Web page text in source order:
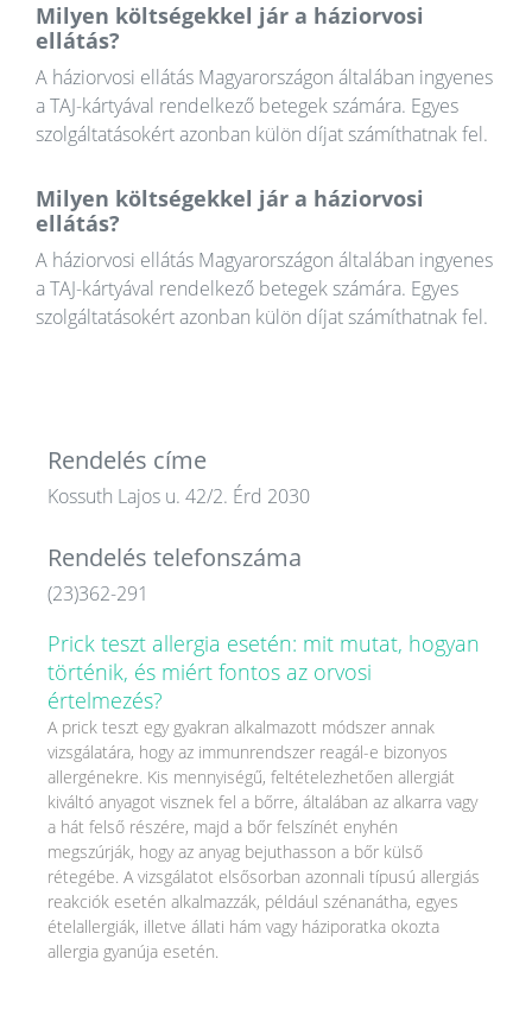
Milyen költségekkel jár a háziorvosi
ellátás?
A háziorvosi ellátás Magyarországon általában ingyenes
a TAJ-kártyával rendelkező betegek számára. Egyes
szolgáltatásokért azonban külön díjat számíthatnak fel.
Milyen költségekkel jár a háziorvosi
ellátás?
A háziorvosi ellátás Magyarországon általában ingyenes
a TAJ-kártyával rendelkező betegek számára. Egyes
szolgáltatásokért azonban külön díjat számíthatnak fel.
Rendelés címe
Kossuth Lajos u. 42/2. Érd 2030
Rendelés telefonszáma
(23)362-291
Prick teszt allergia esetén: mit mutat, hogyan
történik, és miért fontos az orvosi
értelmezés?
A prick teszt egy gyakran alkalmazott módszer annak
vizsgálatára, hogy az immunrendszer reagál-e bizonyos
allergénekre. Kis mennyiségű, feltételezhetően allergiát
kiváltó anyagot visznek fel a bőrre, általában az alkarra vagy
a hát felső részére, majd a bőr felszínét enyhén
megszúrják, hogy az anyag bejuthasson a bőr külső
rétegébe. A vizsgálatot elsősorban azonnali típusú allergiás
reakciók esetén alkalmazzák, például szénanátha, egyes
ételallergiák, illetve állati hám vagy háziporatka okozta
allergia gyanúja esetén.